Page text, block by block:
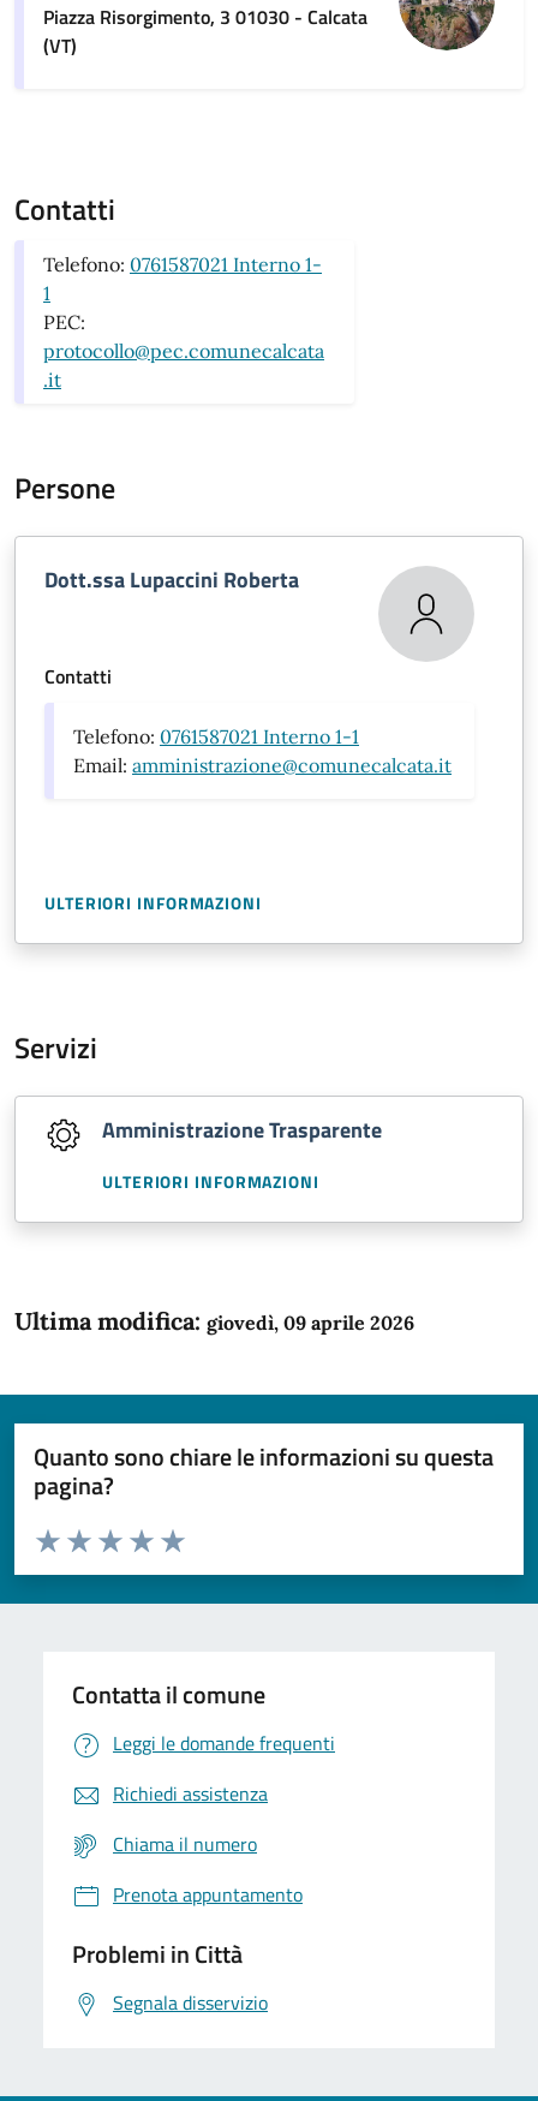
Piazza Risorgimento, 3 01030 - Calcata
(VT)
Contatti
Telefono: 0761587021 Interno 1-
1
PEC:
protocollo@pec.comunecalcata
.it
Persone
Dott.ssa Lupaccini Roberta
Contatti
Telefono: 0761587021 Interno 1-1
Email: amministrazione@comunecalcata.it
ULTERIORI INFORMAZIONI
Servizi
Amministrazione Trasparente
ULTERIORI INFORMAZIONI
Ultima modifica: giovedì, 09 aprile 2026
Quanto sono chiare le informazioni su questa
pagina?
Domanda
Valuta da 1 a 5 stelle la pagina
Valuta 5 stelle su 5
Valuta 4 stelle su 5
Valuta 3 stelle su 5
Valuta 2 stelle su 5
Valuta 1 stelle su 5
Contatta il comune
Leggi le domande frequenti
Richiedi assistenza
Chiama il numero
Prenota appuntamento
Problemi in Città
Segnala disservizio